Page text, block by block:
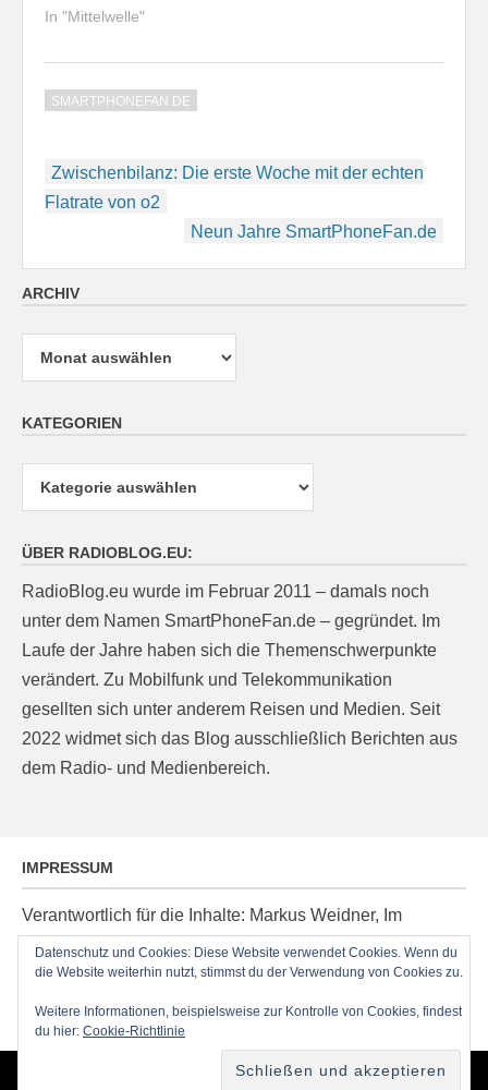
In "Mittelwelle"
SMARTPHONEFAN.DE
Beitragsnavigation
Zwischenbilanz: Die erste Woche mit der echten
Flatrate von o2
Neun Jahre SmartPhoneFan.de
ARCHIV
Archiv
KATEGORIEN
ÜBER RADIOBLOG.EU:
RadioBlog.eu wurde im Februar 2011 – damals noch
unter dem Namen SmartPhoneFan.de – gegründet. Im
Laufe der Jahre haben sich die Themenschwerpunkte
verändert. Zu Mobilfunk und Telekommunikation
gesellten sich unter anderem Reisen und Medien. Seit
2022 widmet sich das Blog ausschließlich Berichten aus
dem Radio- und Medienbereich.
IMPRESSUM
Verantwortlich für die Inhalte: Markus Weidner, Im
Ziegelacker 20, D-63599 Biebergemünd, E-Mail:
post@radioblog.eu
Technik und Administration: Thomas Michel
Catch Themes
Datenschutz und Cookies: Diese Website verwendet Cookies. Wenn du
die Website weiterhin nutzt, stimmst du der Verwendung von Cookies zu.
Weitere Informationen, beispielsweise zur Kontrolle von Cookies, findest
du hier: Cookie-Richtlinie